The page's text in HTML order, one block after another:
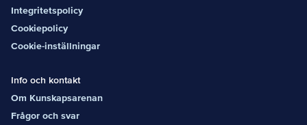
Integritetspolicy
Cookiepolicy
Cookie-inställningar
Info och kontakt
Om Kunskapsarenan
Frågor och svar